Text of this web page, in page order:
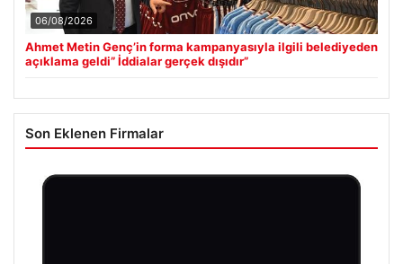
06/08/2026
Ahmet Metin Genç’in forma kampanyasıyla ilgili belediyeden
açıklama geldi” İddialar gerçek dışıdır”
Son Eklenen Firmalar